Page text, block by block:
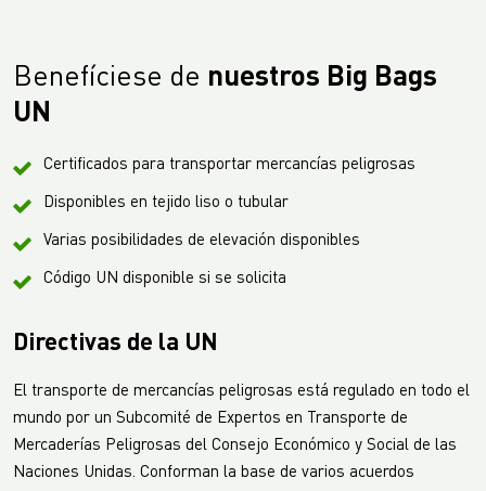
Benefíciese de nuestros Big Bags
UN
Certificados para transportar mercancías peligrosas
Disponibles en tejido liso o tubular
Varias posibilidades de elevación disponibles
Código UN disponible si se solicita
Directivas de la UN
El transporte de mercancías peligrosas está regulado en todo el
mundo por un Subcomité de Expertos en Transporte de
Mercaderías Peligrosas del Consejo Económico y Social de las
Naciones Unidas. Conforman la base de varios acuerdos